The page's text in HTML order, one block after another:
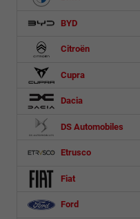
BYD
Citroën
Cupra
Dacia
DS Automobiles
Etrusco
Fiat
Ford